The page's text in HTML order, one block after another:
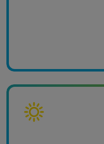
Kompetenz Solar